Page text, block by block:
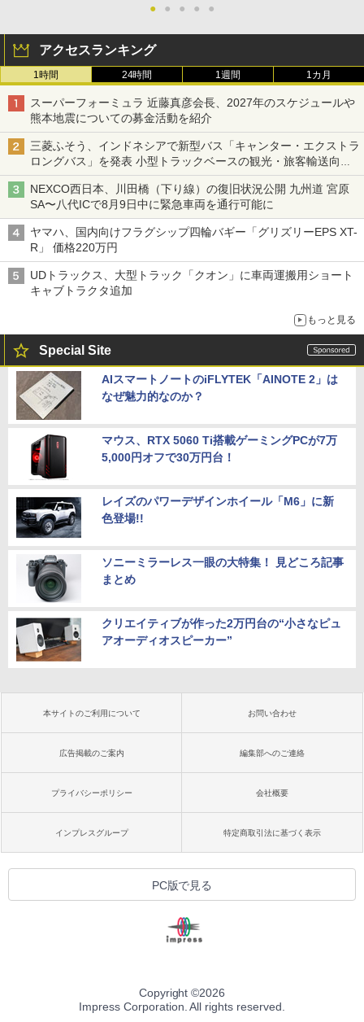
● ● ● ● ●
アクセスランキング
1時間 24時間 1週間 1カ月
スーパーフォーミュラ 近藤真彦会長、2027年のスケジュールや
熊本地震についての募金活動を紹介
三菱ふそう、インドネシアで新型バス「キャンター・エクストラ
ロングバス」を発表 小型トラックベースの観光・旅客輸送向け
バス
NEXCO西日本、川田橋（下り線）の復旧状況公開 九州道 宮原
SA〜八代ICで8月9日中に緊急車両を通行可能に
ヤマハ、国内向けフラグシップ四輪バギー「グリズリーEPS XT-
R」 価格220万円
UDトラックス、大型トラック「クオン」に車両運搬用ショート
キャブトラクタ追加
もっと見る
Special Site
AIスマートノートのiFLYTEK「AINOTE 2」は
なぜ魅力的なのか？
マウス、RTX 5060 Ti搭載ゲーミングPCが7万
5,000円オフで30万円台！
レイズのパワーデザインホイール「M6」に新
色登場!!
ソニーミラーレス一眼の大特集！ 見どころ記事
まとめ
クリエイティブが作った2万円台の“小さなピュ
アオーディオスピーカー”
本サイトのご利用について お問い合わせ
広告掲載のご案内 編集部へのご連絡
プライバシーポリシー 会社概要
インプレスグループ 特定商取引法に基づく表示
PC版で見る
Copyright ©2026
Impress Corporation. All rights reserved.